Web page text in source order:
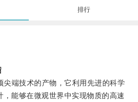
排行
端技术的产物，它利用先进的科学
，能够在微观世界中实现物质的高速